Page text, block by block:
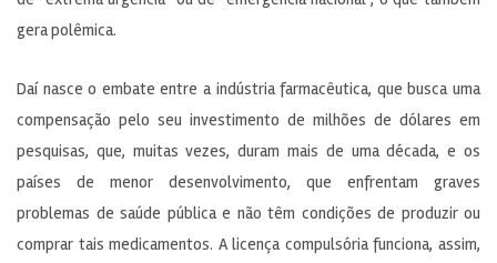
gera polêmica.
Daí nasce o embate entre a indústria farmacêutica, que busca uma
compensação pelo seu investimento de milhões de dólares em
pesquisas, que, muitas vezes, duram mais de uma década, e os
países de menor desenvolvimento, que enfrentam graves
problemas de saúde pública e não têm condições de produzir ou
comprar tais medicamentos. A licença compulsória funciona, assim,